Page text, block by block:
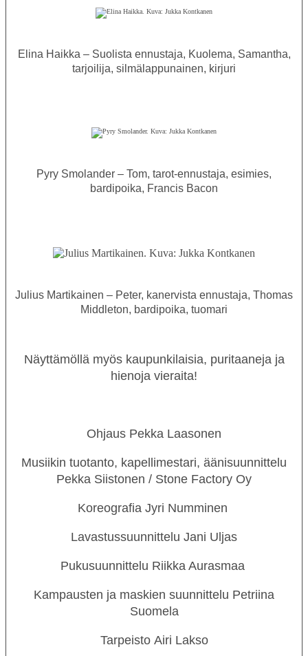
AIKATAULUT
PALVELUT
Elina Haikka – Suolista ennustaja, Kuolema, Samantha,
tarjoilija, silmälappunainen, kirjuri
Pyry Smolander – Tom, tarot-ennustaja, esimies,
bardipoika, Francis Bacon
Julius Martikainen – Peter, kanervista ennustaja, Thomas
Middleton, bardipoika, tuomari
Näyttämöllä myös kaupunkilaisia, puritaaneja ja
hienoja vieraita!
Ohjaus Pekka Laasonen
Musiikin tuotanto, kapellimestari, äänisuunnittelu
Pekka Siistonen / Stone Factory Oy
KoreografiaJyri Numminen
Lavastussuunnittelu Jani Uljas
Pukusuunnittelu Riikka Aurasmaa
Kampausten ja maskien suunnittelu Petriina
Suomela
Tarpeisto Airi Lakso